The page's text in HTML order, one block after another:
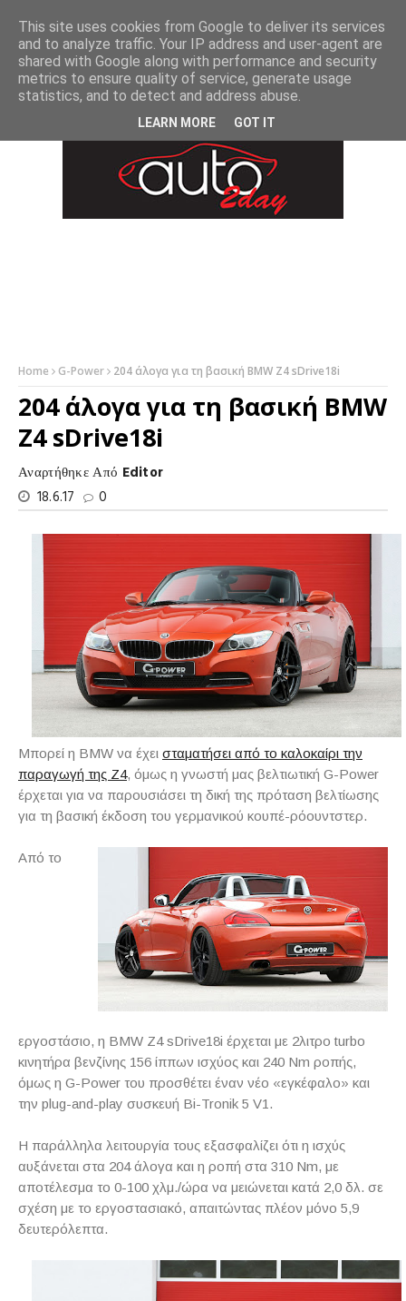
Home G-Power 204 άλογα για τη βασική BMW Z4 sDrive18i
204 άλογα για τη βασική BMW
Z4 sDrive18i
Αναρτήθηκε Από Editor
18.6.17
0
Μπορεί η BMW να έχει σταματήσει από το καλοκαίρι την
παραγωγή της Z4, όμως η γνωστή μας βελτιωτική G-Power
έρχεται για να παρουσιάσει τη δική της πρόταση βελτίωσης
για τη βασική έκδοση του γερμανικού κουπέ-ρόουντστερ.
Από το
εργοστάσιο, η BMW Z4 sDrive18i έρχεται με 2λιτρο turbo
κινητήρα βενζίνης 156 ίππων ισχύος και 240 Nm ροπής,
όμως η G-Power του προσθέτει έναν νέο «εγκέφαλο» και
την plug-and-play συσκευή Bi-Tronik 5 V1.
H παράλληλα λειτουργία τους εξασφαλίζει ότι η ισχύς
αυξάνεται στα 204 άλογα και η ροπή στα 310 Nm, με
αποτέλεσμα το 0-100 χλμ./ώρα να μειώνεται κατά 2,0 δλ. σε
σχέση με το εργοστασιακό, απαιτώντας πλέον μόνο 5,9
δευτερόλεπτα.
This site uses cookies from Google to deliver its services
and to analyze traffic. Your IP address and user-agent are
shared with Google along with performance and security
metrics to ensure quality of service, generate usage
statistics, and to detect and address abuse.
LEARN MORE GOT IT